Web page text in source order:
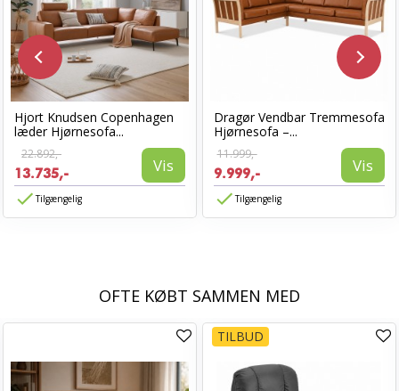
Hjort Knudsen Copenhagen
læder Hjørnesofa...
22.892,-
13.735,- Vis
Tilgængelig
Dragør Vendbar Tremmesofa
Hjørnesofa –...
11.999,-
9.999,- Vis
Tilgængelig
OFTE KØBT SAMMEN MED
TILBUD